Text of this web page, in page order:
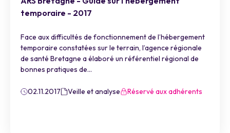
temporaire - 2017
Face aux difficultés de fonctionnement de l’hébergement
temporaire constatées sur le terrain, l’agence régionale
de santé Bretagne a élaboré un référentiel régional de
bonnes pratiques de...
02.11.2017 Veille et analyse Réservé aux adhérents